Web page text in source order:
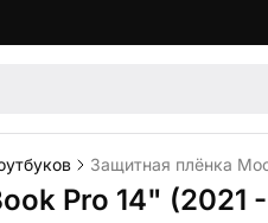
Защитная плёнка
Pro 14" (2021